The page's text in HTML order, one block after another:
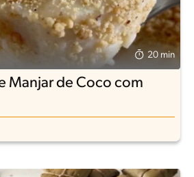
20 min
Manjar de Coco com